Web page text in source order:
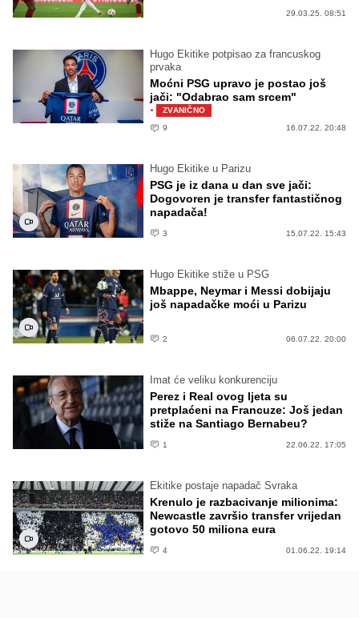
29.03.25. 08:51
Hugo Ekitike potpisao za francuskog
prvaka
Moćni PSG upravo je postao još
jači: "Odabrao sam srcem"
·
ZVANIČNO
9
16.07.22. 20:48
Hugo Ekitike u Parizu
PSG je iz dana u dan sve jači:
Dogovoren je transfer fantastičnog
napadača!
3 15.07.22. 15:43
Hugo Ekitike stiže u PSG
Mbappe, Neymar i Messi dobijaju
još napadačke moći u Parizu
2 06.07.22. 20:00
Imat će veliku konkurenciju
Perez i Real ovog ljeta su
pretplaćeni na Francuze: Još jedan
stiže na Santiago Bernabeu?
1 22.06.22. 17:05
Ekitike postaje napadač Svraka
Krenulo je razbacivanje milionima:
Newcastle završio transfer vrijedan
gotovo 50 miliona eura
4 01.06.22. 19:14